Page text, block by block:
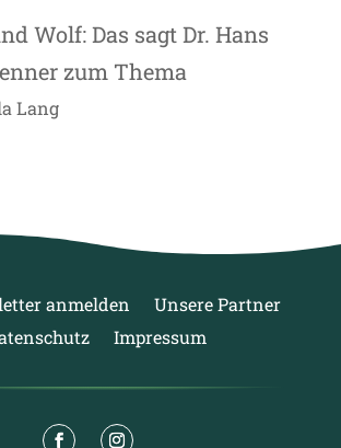
Wolf: Das sagt Dr. Hans
zum Thema
Lang
anmelden
Unsere Partner
Impressum